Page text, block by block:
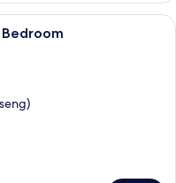
med en seng, et